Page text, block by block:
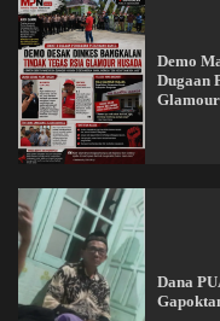
Demo
Dugaan
Dana